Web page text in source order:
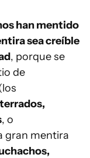
han mentido
sea creíble
, porque se
de
, o
gran mentira